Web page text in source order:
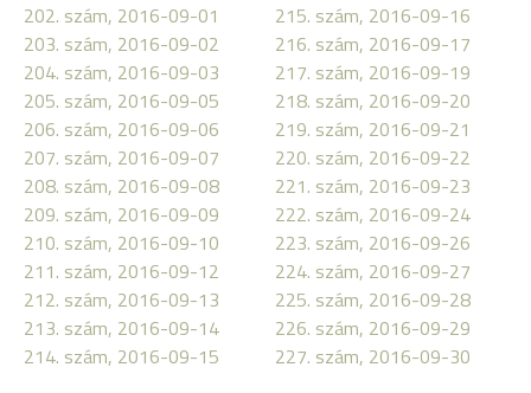
202. szám, 2016-09-01
203. szám, 2016-09-02
204. szám, 2016-09-03
205. szám, 2016-09-05
206. szám, 2016-09-06
207. szám, 2016-09-07
208. szám, 2016-09-08
209. szám, 2016-09-09
210. szám, 2016-09-10
211. szám, 2016-09-12
212. szám, 2016-09-13
213. szám, 2016-09-14
214. szám, 2016-09-15
215. szám, 2016-09-16
216. szám, 2016-09-17
217. szám, 2016-09-19
218. szám, 2016-09-20
219. szám, 2016-09-21
220. szám, 2016-09-22
221. szám, 2016-09-23
222. szám, 2016-09-24
223. szám, 2016-09-26
224. szám, 2016-09-27
225. szám, 2016-09-28
226. szám, 2016-09-29
227. szám, 2016-09-30